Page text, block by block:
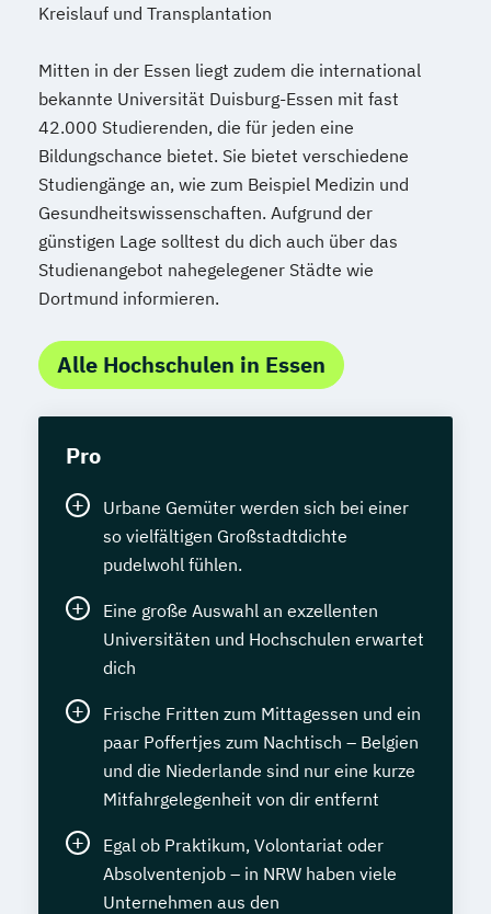
Kreislauf und Transplantation
Mitten in der Essen liegt zudem die international
bekannte Universität Duisburg-Essen mit fast
42.000 Studierenden, die für jeden eine
Bildungschance bietet. Sie bietet verschiedene
Studiengänge an, wie zum Beispiel Medizin und
Gesundheitswissenschaften. Aufgrund der
günstigen Lage solltest du dich auch über das
Studienangebot nahegelegener Städte wie
Dortmund informieren.
Alle Hochschulen in Essen
Pro
Urbane Gemüter werden sich bei einer
so vielfältigen Großstadtdichte
pudelwohl fühlen.
Eine große Auswahl an exzellenten
Universitäten und Hochschulen erwartet
dich
Frische Fritten zum Mittagessen und ein
paar Poffertjes zum Nachtisch – Belgien
und die Niederlande sind nur eine kurze
Mitfahrgelegenheit von dir entfernt
Egal ob Praktikum, Volontariat oder
Absolventenjob – in NRW haben viele
Unternehmen aus den